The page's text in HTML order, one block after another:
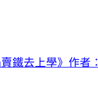
賣鐵去上學》作